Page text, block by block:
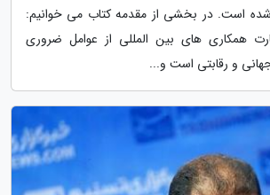
است. در بخشی از مقدمه کتاب می خوانیم:
همکاری­ های بین المللی از عوامل ضروری
و رقابتی است و...